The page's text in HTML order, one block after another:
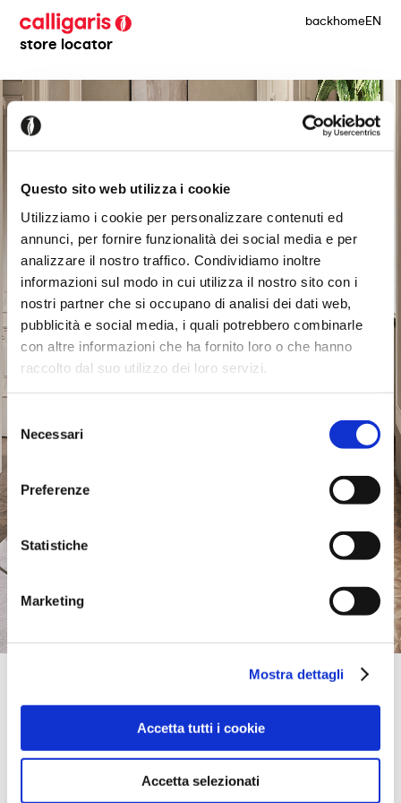
Questo sito web utilizza i cookie
Utilizziamo i cookie per personalizzare contenuti ed
annunci, per fornire funzionalità dei social media e per
analizzare il nostro traffico. Condividiamo inoltre
informazioni sul modo in cui utilizza il nostro sito con i
nostri partner che si occupano di analisi dei dati web,
pubblicità e social media, i quali potrebbero combinarle
con altre informazioni che ha fornito loro o che hanno
raccolto dal suo utilizzo dei loro servizi.
del
consenso
Necessari
Preferenze
Statistiche
Marketing
Mostra dettagli
Accetta tutti i cookie
Accetta selezionati
store locator
backhomeEN
VIA NAZIONALE, 176,
75100, MATERA, MT, Italy
+39 0835383384